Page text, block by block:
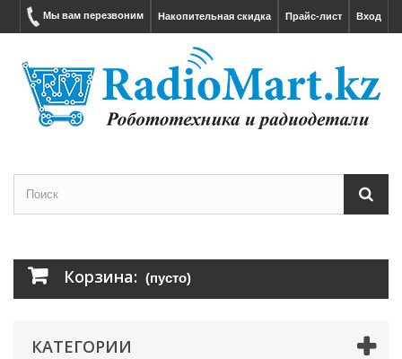
Вход
Прайс-лист
Накопительная скидка
Мы вам перезвоним
Корзина: (пусто)
КАТЕГОРИИ